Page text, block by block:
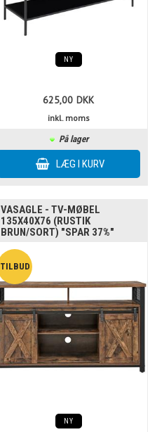
NY
625,00 DKK
inkl. moms
På lager
VASAGLE - TV-MØBEL
135X40X76 (RUSTIK
BRUN/SORT) "SPAR 37%"
NY